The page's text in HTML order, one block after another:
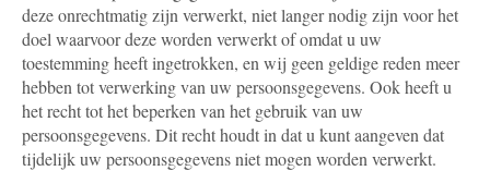
deze onrechtmatig zijn verwerkt, niet langer nodig zijn voor het
doel waarvoor deze worden verwerkt of omdat u uw
toestemming heeft ingetrokken, en wij geen geldige reden meer
hebben tot verwerking van uw persoonsgegevens. Ook heeft u
het recht tot het beperken van het gebruik van uw
persoonsgegevens. Dit recht houdt in dat u kunt aangeven dat
tijdelijk uw persoonsgegevens niet mogen worden verwerkt.